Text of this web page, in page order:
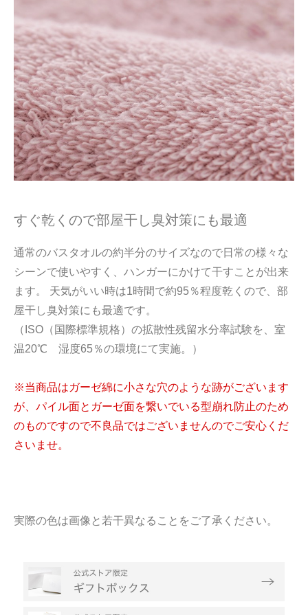
すぐ乾くので部屋干し臭対策にも最適
通常のバスタオルの約半分のサイズなので日常の様々な
シーンで使いやすく、ハンガーにかけて干すことが出来
ます。 天気がいい時は1時間で約95％程度乾くので、部
屋干し臭対策にも最適です。
（ISO（国際標準規格）の拡散性残留水分率試験を、室
温20℃ 湿度65％の環境にて実施。）
※当商品はガーゼ綿に小さな穴のような跡がございます
が、パイル面とガーゼ面を繋いでいる型崩れ防止のため
のものですので不良品ではございませんのでご安心くだ
さいませ。
実際の色は画像と若干異なることをご了承ください。